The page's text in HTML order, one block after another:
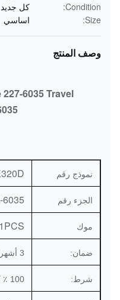
Condition:
كل جديد
Size:
اساسي
وصف المنتج
6035 Travel
نموذج رقم
الجزء رقم 2276035
موك 1PCS
ضمان: 3 أشهر / 6 أشهر
شرط: 100 ٪ كل جديد